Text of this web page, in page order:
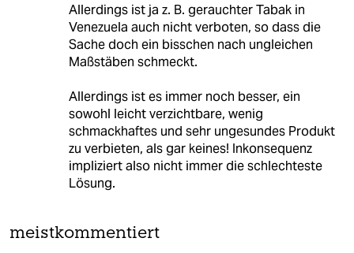
Allerdings ist ja z. B. gerauchter Tabak in
Venezuela auch nicht verboten, so dass die
Sache doch ein bisschen nach ungleichen
Maßstäben schmeckt.
Allerdings ist es immer noch besser, ein
sowohl leicht verzichtbare, wenig
schmackhaftes und sehr ungesundes Produkt
zu verbieten, als gar keines! Inkonsequenz
impliziert also nicht immer die schlechteste
Lösung.
meistkommentiert